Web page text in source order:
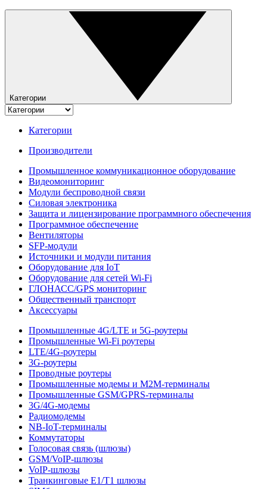
Категории
Категории
Производители
Промышленное коммуникационное оборудование
Видеомониторинг
Модули беспроводной связи
Силовая электроника
Защита и лицензирование программного обеспечения
Программное обеспечение
Вентиляторы
SFP-модули
Источники и модули питания
Оборудование для IoT
Оборудование для сетей Wi-Fi
ГЛОНАСС/GPS мониторинг
Общественный транспорт
Аксессуары
Промышленные 4G/LTE и 5G-роутеры
Промышленные Wi-Fi роутеры
LTE/4G-роутеры
3G-роутеры
Проводные роутеры
Промышленные модемы и M2M-терминалы
Промышленные GSM/GPRS-терминалы
3G/4G-модемы
Радиомодемы
NB-IoT-терминалы
Коммутаторы
Голосовая связь (шлюзы)
GSM/VoIP-шлюзы
VoIP-шлюзы
Транкинговые E1/T1 шлюзы